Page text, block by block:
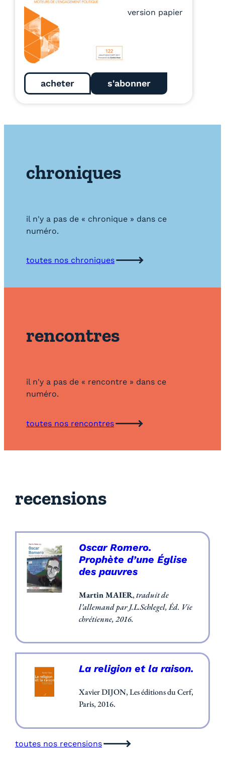
version papier
acheter s'abonner
chroniques
il n'y a pas de « chronique » dans ce
numéro.
toutes nos chroniques
rencontres
il n'y a pas de « rencontre » dans ce
numéro.
toutes nos rencontres
recensions
Oscar Romero.
Prophète d’une Église
des pauvres
Martin MAIER,traduit de
l’allemand par J.L.Schlegel, Éd. Vie
chrétienne, 2016.
La religion et la raison.
Xavier DIJON,Les éditions du Cerf,
Paris, 2016.
toutes nos recensions